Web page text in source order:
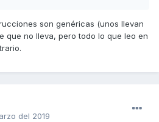
son genéricas (unos llevan
que no lleva, pero todo lo que leo en
del 2019